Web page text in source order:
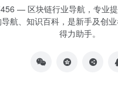
— 区块链行业导航，专业
航、知识百科，是新手及创
得力助手。